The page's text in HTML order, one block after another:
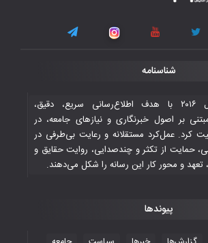
شناسنامه
ستاگیدیا در سال ۲۰۱۶ با هدف اطلاع‌رسانی سریع، دقیق،
بر اصول خبرنگاری و نیازهای جامعه، در
کرد. عمل‌کرد مستقلانه و رعایت بی‌طرفی در
حمایت از تکثر و چندصدایی، روایت حقایق و
تعهد و محور کار این رسانه را شکل می‌دهند.
پیوندها